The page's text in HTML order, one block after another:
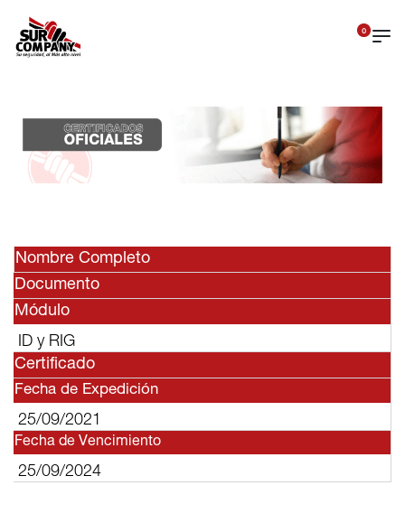
0
Nombre Completo
Documento
Módulo
ID y RIG
Certificado
Fecha de Expedición
25/09/2021
Fecha de Vencimiento
25/09/2024